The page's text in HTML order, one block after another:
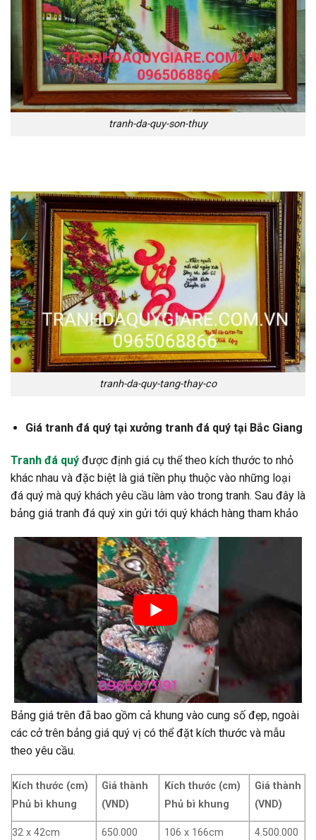
tranh-da-quy-son-thuy
tranh-da-quy-tang-thay-co
Giá tranh đá quý tại xưởng tranh đá quý tại Bắc Giang
Tranh đá quý được định giá cụ thể theo kích thước to nhỏ
khác nhau và đặc biệt là giá tiền phụ thuộc vào những loại
đá quý mà quý khách yêu cầu làm vào trong tranh. Sau đây là
bảng giá tranh đá quý xin gửi tới quý khách hàng tham khảo
Bảng giá trên đã bao gồm cả khung vào cung số đẹp, ngoài
các cở trên bảng giá quý vị có thể đặt kích thước và mẫu
theo yêu cầu.
Kích thước (cm)
Phủ bì khung
Giá thành
(VND)
Kích thước (cm)
Phủ bì khung
Giá thành
(VND)
32 x 42cm 650.000 106 x 166cm
4.500.000